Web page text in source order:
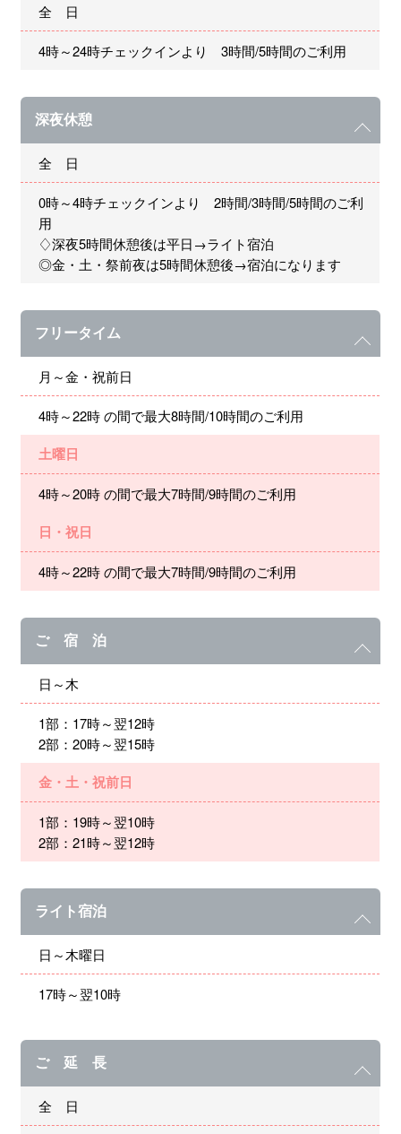
全 日
4時～24時チェックインより 3時間/5時間のご利用
深夜休憩
全 日
0時～4時チェックインより 2時間/3時間/5時間のご利
用
♢深夜5時間休憩後は平日→ライト宿泊
◎金・土・祭前夜は5時間休憩後→宿泊になります
フリータイム
月～金・祝前日
4時～22時 の間で最大8時間/10時間のご利用
土曜日
4時～20時 の間で最大7時間/9時間のご利用
日・祝日
4時～22時 の間で最大7時間/9時間のご利用
ご 宿 泊
日～木
1部：17時～翌12時
2部：20時～翌15時
金・土・祝前日
1部：19時～翌10時
2部：21時～翌12時
ライト宿泊
日～木曜日
17時～翌10時
ご 延 長
全 日